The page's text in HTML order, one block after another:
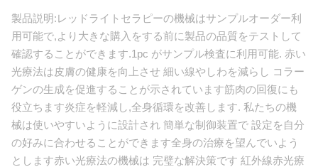
製品説明:レッドライトセラピーの機械はサンプルオーダー利
用可能で,より大きな購入をする前に製品の品質をテストして
確認することができます.1pc がサンプル検査に利用可能. 赤い
光療法は皮膚の健康を向上させ 細い線やしわを減らし コラー
ゲンの生成を促進することが示されています筋肉の回復にも
役立ちます炎症を軽減し,全身循環を改善します. 私たちの機
械は使いやすいように設計され 簡単な制御装置で 設定を自分
の好みに合わせることができます全身の治療を望んでいよう
とします赤い光療法の機械は 完璧な解決策です 紅外線赤光療